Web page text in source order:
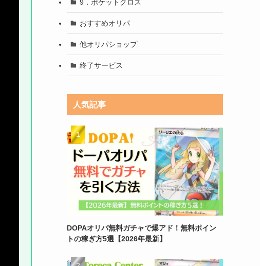
9．ポケットクロス
おすすめオリパ
他オリパショップ
終了サービス
人気記事
DOPAオリパ無料ガチャで爆アド！無料ポイン
トの稼ぎ方5選【2026年最新】